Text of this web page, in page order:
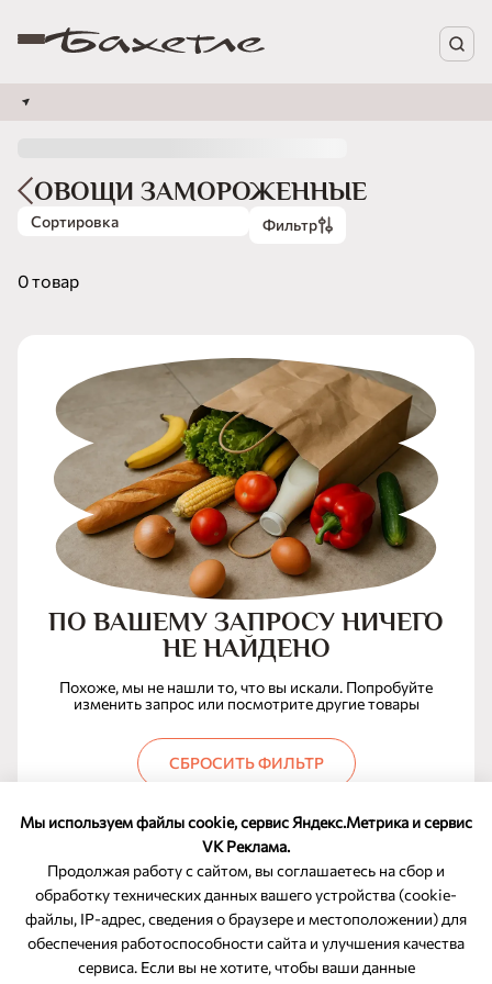
Мы используем файлы cookie, сервис Яндекс.Метрика и сервис
VK Реклама.
Продолжая работу с сайтом, вы соглашаетесь на сбор и
обработку технических данных вашего устройства (cookie-
файлы, IP-адрес, сведения о браузере и местоположении) для
обеспечения работоспособности сайта и улучшения качества
сервиса. Если вы не хотите, чтобы ваши данные
ОВОЩИ ЗАМОРОЖЕННЫЕ
Сортировка Фильтр
0 товар
ПО ВАШЕМУ ЗАПРОСУ НИЧЕГО
НЕ НАЙДЕНО
Похоже, мы не нашли то, что вы искали. Попробуйте
изменить запрос или посмотрите другие товары
СБРОСИТЬ ФИЛЬТР
ОБРАТНАЯ СВЯЗЬ
8-800-350-46-10